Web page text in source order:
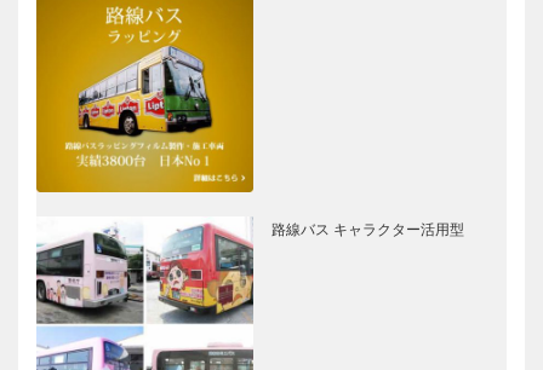
路線バス キャラクター活用型